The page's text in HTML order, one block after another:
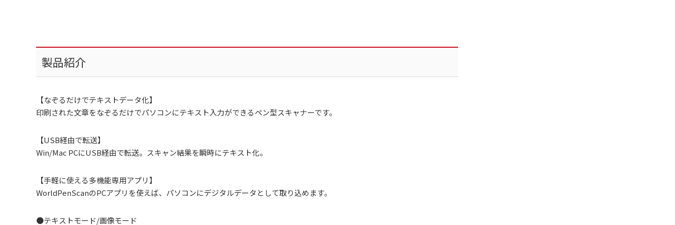
製品紹介
【なぞるだけでテキストデータ化】
印刷された文章をなぞるだけでパソコンにテキスト入力ができるペン型スキャナーです。
【USB経由で転送】
Win/Mac PCにUSB経由で転送。スキャン結果を瞬時にテキスト化。
【手軽に使える多機能専用アプリ】
WorldPenScanのPCアプリを使えば、パソコンにデジタルデータとして取り込めます。
●テキストモード/画像モード